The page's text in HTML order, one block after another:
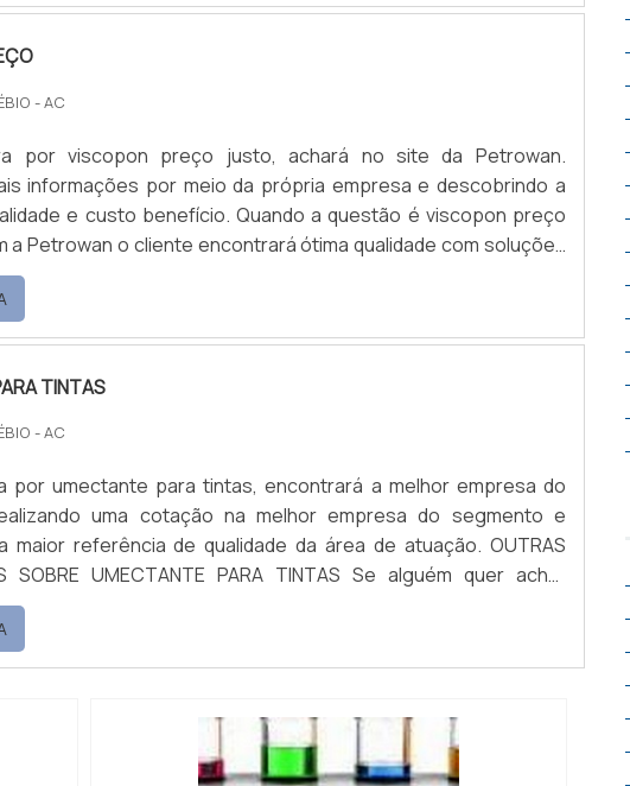
- AC
por viscopon preço justo, achará no site da Petrowan.
informações por meio da própria empresa e descobrindo a
e custo benefício. Quando a questão é viscopon preço
a Petrowan o cliente encontrará ótima qualidade com soluções
MAIS DETALHES SOBRE VISCOPON
TINTAS
- AC
por umectante para tintas, encontrará a melhor empresa do
uma cotação na melhor empresa do segmento e
referência de qualidade da área de atuação. OUTRAS
UMECTANTE PARA TINTAS Se alguém quer achar
tintas em uma empresa altamente qualificada, encontra na
com base multiuso e limpa piso e fosqueante, oferecendo
no merca...